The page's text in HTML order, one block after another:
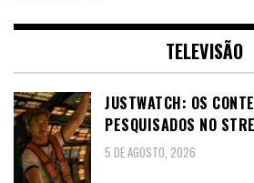
TELEVISÃO
JUSTWATCH: OS
PESQUISADOS NO
5 DE AGOSTO, 2026